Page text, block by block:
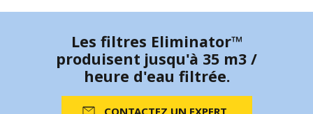
Les filtres Eliminator™
produisent jusqu'à 35 m3 /
heure d'eau filtrée.
CONTACTEZ UN EXPERT